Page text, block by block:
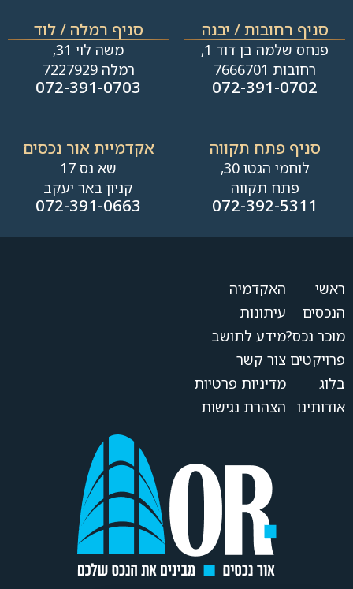
סניף רחובות / יבנה​
פנחס שלמה בן דוד 1,
רחובות 7666701
072-391-0702
סניף רמלה / לוד
משה לוי 31,
רמלה 7227929
072-391-0703
סניף פתח תקווה
לוחמי הגטו 30,
פתח תקווה
072-392-5311
אקדמיית אור נכסים
שא נס 17
קניון באר יעקב
072-391-0663
ראשי
הנכסים
מוכר נכס?
פרויקטים
בלוג
אודותינו
האקדמיה
עיתונות
מידע לתושב
צור קשר
מדיניות פרטיות
הצהרת נגישות